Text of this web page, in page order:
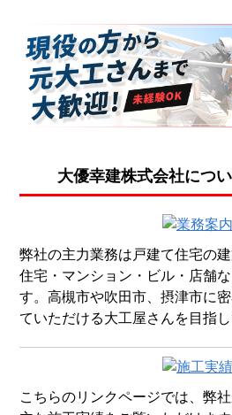
大優幸建株式会社につ
弊社の主力業務は戸建て住宅の
住宅・マンション・ビル・店舗
す。高槻市や吹田市、摂津市に
ていただける大工屋さんを目指し
こちらのリンクページでは、弊